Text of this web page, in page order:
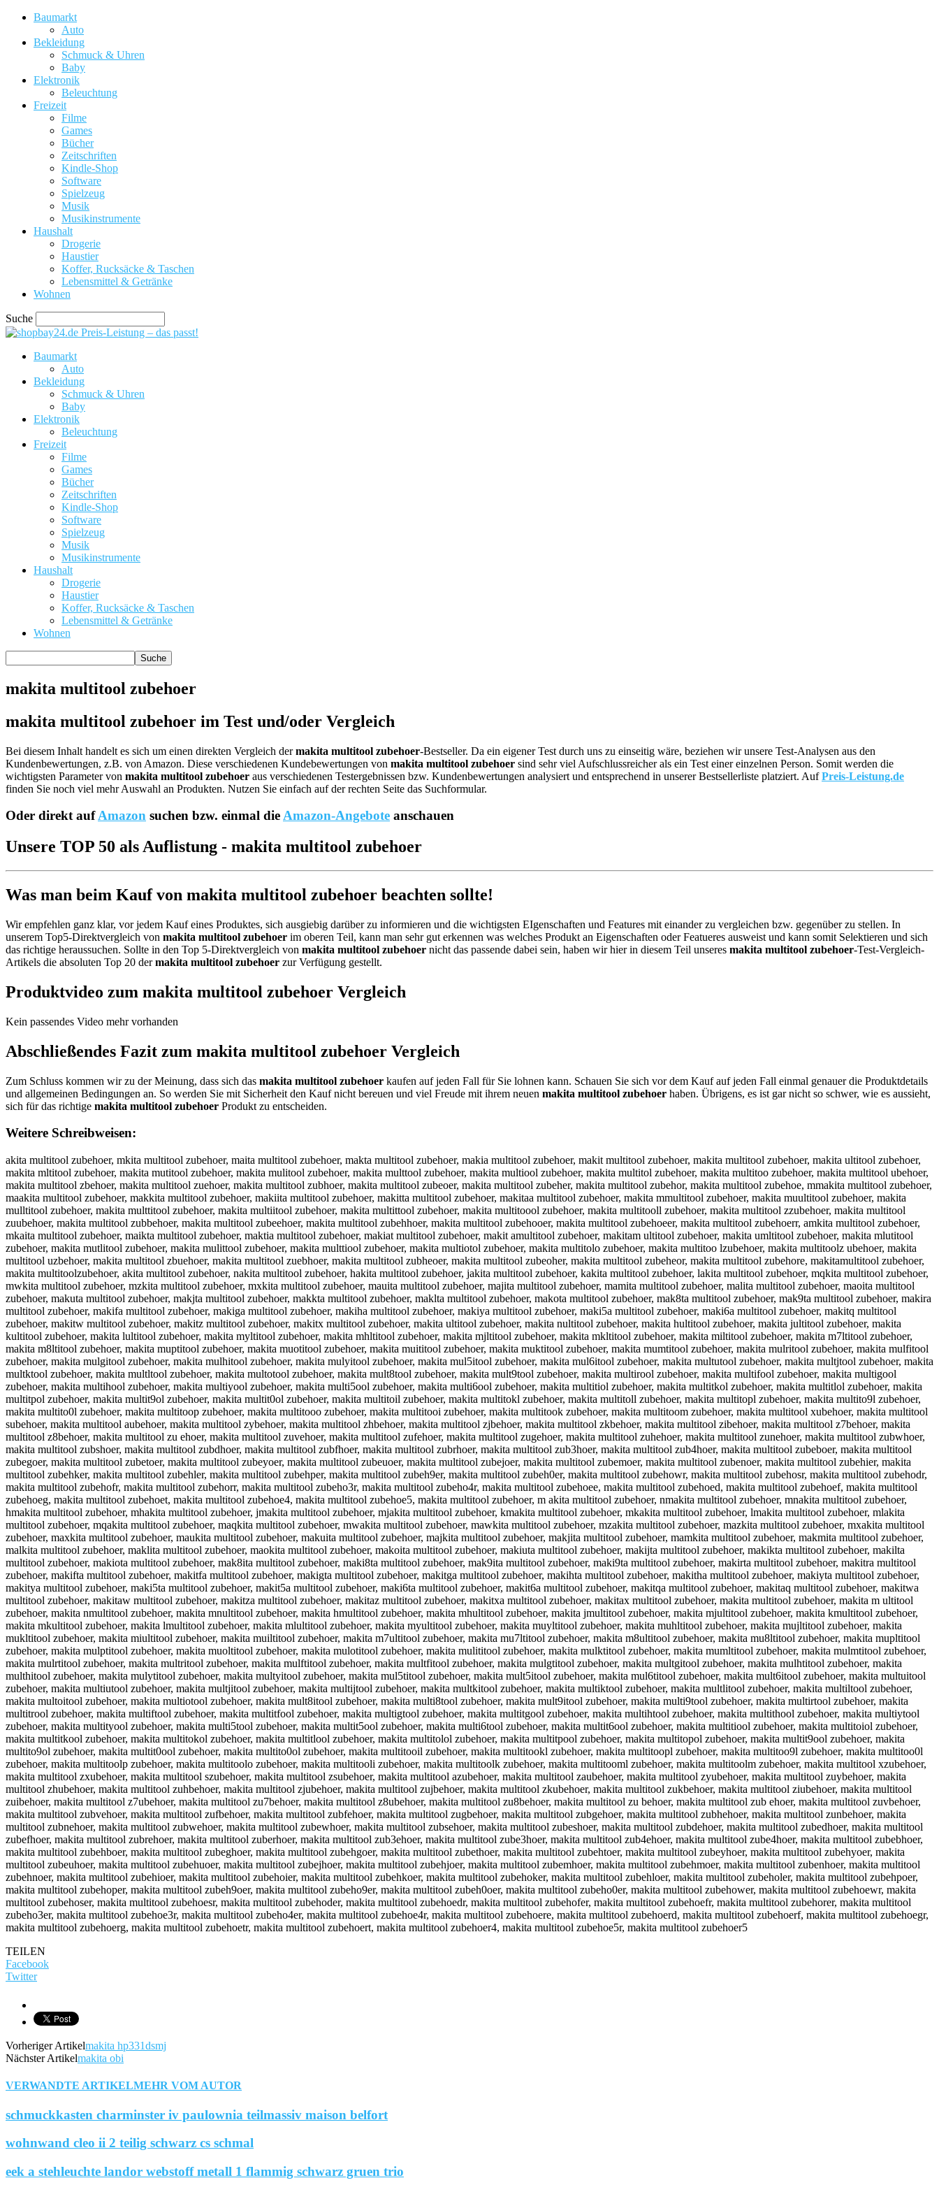
Baumarkt
Auto
Bekleidung
Schmuck & Uhren
Baby
Elektronik
Beleuchtung
Freizeit
Filme
Games
Bücher
Zeitschriften
Kindle-Shop
Software
Spielzeug
Musik
Musikinstrumente
Haushalt
Drogerie
Haustier
Koffer, Rucksäcke & Taschen
Lebensmittel & Getränke
Wohnen
Suche
Preis-Leistung – das passt!
Baumarkt
Auto
Bekleidung
Schmuck & Uhren
Baby
Elektronik
Beleuchtung
Freizeit
Filme
Games
Bücher
Zeitschriften
Kindle-Shop
Software
Spielzeug
Musik
Musikinstrumente
Haushalt
Drogerie
Haustier
Koffer, Rucksäcke & Taschen
Lebensmittel & Getränke
Wohnen
makita multitool zubehoer
makita multitool zubehoer im Test und/oder Vergleich
Bei diesem Inhalt handelt es sich um einen direkten Vergleich dermakita multitool zubehoer-Bestseller. Da ein eigener Test durch uns zu einseitig wäre, beziehen wir unsere Test-Analysen aus den
Kundenbewertungen, z.B. von Amazon. Diese verschiedenen Kundebewertungen von makita multitool zubehoer sind sehr viel Aufschlussreicher als ein Test einer einzelnen Person. Somit werden die
wichtigsten Parameter von makita multitool zubehoer aus verschiedenen Testergebnissen bzw. Kundenbewertungen analysiert und entsprechend in unserer Bestsellerliste platziert. AufPreis-Leistung.de
finden Sie noch viel mehr Auswahl an Produkten. Nutzen Sie einfach auf der rechten Seite das Suchformular.
Oder direkt aufAmazon suchen bzw. einmal dieAmazon-Angebote anschauen
Unsere TOP 50 als Auflistung - makita multitool zubehoer
Was man beim Kauf von makita multitool zubehoer beachten sollte!
Wir empfehlen ganz klar, vor jedem Kauf eines Produktes, sich ausgiebig darüber zu informieren und die wichtigsten EIgenschaften und Features mit einander zu vergleichen bzw. gegenüber zu stellen. In
unserem Top5-Direktvergleich von makita multitool zubehoer im oberen Teil, kann man sehr gut erkennen was welches Produkt an Eigenschaften oder Featueres ausweist und kann somit Selektieren und sich
das richtige heraussuchen. Sollte in den Top 5-Direktvergleich von makita multitool zubehoer nicht das passende dabei sein, haben wir hier in diesem Teil unseres makita multitool zubehoer-Test-Vergleich-
Artikels die absoluten Top 20 dermakita multitool zubehoer zur Verfügung gestellt.
Produktvideo zum makita multitool zubehoer Vergleich
Kein passendes Video mehr vorhanden
Abschließendes Fazit zum makita multitool zubehoer Vergleich
Zum Schluss kommen wir zu der Meinung, dass sich das makita multitool zubehoer kaufen auf jeden Fall für Sie lohnen kann. Schauen Sie sich vor dem Kauf auf jeden Fall einmal genauer die Produktdetails
und allgemeinen Bedingungen an. So werden Sie mit Sicherheit den Kauf nicht bereuen und viel Freude mit ihrem neuen makita multitool zubehoer haben. Übrigens, es ist gar nicht so schwer, wie es aussieht,
sich für das richtige makita multitool zubehoer Produkt zu entscheiden.
Weitere Schreibweisen:
akita multitool zubehoer, mkita multitool zubehoer, maita multitool zubehoer, makta multitool zubehoer, makia multitool zubehoer, makit multitool zubehoer, makita multitool zubehoer, makita ultitool zubehoer, makita mltitool zubehoer, makita mutitool zubehoer, makita mulitool zubehoer, makita multtool zubehoer, makita multiool zubehoer, makita multitol zubehoer, makita multitoo zubehoer, makita multitool ubehoer, makita multitool zbehoer, makita multitool zuehoer, makita multitool zubhoer, makita multitool zubeoer, makita multitool zubeher, makita multitool zubehor, makita multitool zubehoe, mmakita multitool zubehoer, maakita multitool zubehoer, makkita multitool zubehoer, makiita multitool zubehoer, makitta multitool zubehoer, makitaa multitool zubehoer, makita mmultitool zubehoer, makita muultitool zubehoer, makita mulltitool zubehoer, makita multtitool zubehoer, makita multiitool zubehoer, makita multittool zubehoer, makita multitoool zubehoer, makita multitooll zubehoer, makita multitool zzubehoer, makita multitool zuubehoer, makita multitool zubbehoer, makita multitool zubeehoer, makita multitool zubehhoer, makita multitool zubehooer, makita multitool zubehoeer, makita multitool zubehoerr, amkita multitool zubehoer, mkaita multitool zubehoer, maikta multitool zubehoer, maktia multitool zubehoer, makiat multitool zubehoer, makit amultitool zubehoer, makitam ultitool zubehoer, makita umltitool zubehoer, makita mlutitool zubehoer, makita mutlitool zubehoer, makita mulittool zubehoer, makita multtiool zubehoer, makita multiotol zubehoer, makita multitolo zubehoer, makita multitoo lzubehoer, makita multitoolz ubehoer, makita multitool uzbehoer, makita multitool zbuehoer, makita multitool zuebhoer, makita multitool zubheoer, makita multitool zubeoher, makita multitool zubeheor, makita multitool zubehore, makitamultitool zubehoer, makita multitoolzubehoer, akita multitool zubehoer, nakita multitool zubehoer, hakita multitool zubehoer, jakita multitool zubehoer, kakita multitool zubehoer, lakita multitool zubehoer, mqkita multitool zubehoer, mwkita multitool zubehoer, mzkita multitool zubehoer, mxkita multitool zubehoer, mauita multitool zubehoer, majita multitool zubehoer, mamita multitool zubehoer, malita multitool zubehoer, maoita multitool zubehoer, makuta multitool zubehoer, makjta multitool zubehoer, makkta multitool zubehoer, maklta multitool zubehoer, makota multitool zubehoer, mak8ta multitool zubehoer, mak9ta multitool zubehoer, makira multitool zubehoer, makifa multitool zubehoer, makiga multitool zubehoer, makiha multitool zubehoer, makiya multitool zubehoer, maki5a multitool zubehoer, maki6a multitool zubehoer, makitq multitool zubehoer, makitw multitool zubehoer, makitz multitool zubehoer, makitx multitool zubehoer, makita ultitool zubehoer, makita nultitool zubehoer, makita hultitool zubehoer, makita jultitool zubehoer, makita kultitool zubehoer, makita lultitool zubehoer, makita myltitool zubehoer, makita mhltitool zubehoer, makita mjltitool zubehoer, makita mkltitool zubehoer, makita miltitool zubehoer, makita m7ltitool zubehoer, makita m8ltitool zubehoer, makita muptitool zubehoer, makita muotitool zubehoer, makita muititool zubehoer, makita muktitool zubehoer, makita mumtitool zubehoer, makita mulritool zubehoer, makita mulfitool zubehoer, makita mulgitool zubehoer, makita mulhitool zubehoer, makita mulyitool zubehoer, makita mul5itool zubehoer, makita mul6itool zubehoer, makita multutool zubehoer, makita multjtool zubehoer, makita multktool zubehoer, makita multltool zubehoer, makita multotool zubehoer, makita mult8tool zubehoer, makita mult9tool zubehoer, makita multirool zubehoer, makita multifool zubehoer, makita multigool zubehoer, makita multihool zubehoer, makita multiyool zubehoer, makita multi5ool zubehoer, makita multi6ool zubehoer, makita multitiol zubehoer, makita multitkol zubehoer, makita multitlol zubehoer, makita multitpol zubehoer, makita multit9ol zubehoer, makita multit0ol zubehoer, makita multitoil zubehoer, makita multitokl zubehoer, makita multitoll zubehoer, makita multitopl zubehoer, makita multito9l zubehoer, makita multito0l zubehoer, makita multitoop zubehoer, makita multitooo zubehoer, makita multitooi zubehoer, makita multitook zubehoer, makita multitoom zubehoer, makita multitool xubehoer, makita multitool subehoer, makita multitool aubehoer, makita multitool zybehoer, makita multitool zhbehoer, makita multitool zjbehoer, makita multitool zkbehoer, makita multitool zibehoer, makita multitool z7behoer, makita multitool z8behoer, makita multitool zu ehoer, makita multitool zuvehoer, makita multitool zufehoer, makita multitool zugehoer, makita multitool zuhehoer, makita multitool zunehoer, makita multitool zubwhoer, makita multitool zubshoer, makita multitool zubdhoer, makita multitool zubfhoer, makita multitool zubrhoer, makita multitool zub3hoer, makita multitool zub4hoer, makita multitool zubeboer, makita multitool zubegoer, makita multitool zubetoer, makita multitool zubeyoer, makita multitool zubeuoer, makita multitool zubejoer, makita multitool zubemoer, makita multitool zubenoer, makita multitool zubehier, makita multitool zubehker, makita multitool zubehler, makita multitool zubehper, makita multitool zubeh9er, makita multitool zubeh0er, makita multitool zubehowr, makita multitool zubehosr, makita multitool zubehodr, makita multitool zubehofr, makita multitool zubehorr, makita multitool zubeho3r, makita multitool zubeho4r, makita multitool zubehoee, makita multitool zubehoed, makita multitool zubehoef, makita multitool zubehoeg, makita multitool zubehoet, makita multitool zubehoe4, makita multitool zubehoe5, makita multitool zubehoer, m akita multitool zubehoer, nmakita multitool zubehoer, mnakita multitool zubehoer, hmakita multitool zubehoer, mhakita multitool zubehoer, jmakita multitool zubehoer, mjakita multitool zubehoer, kmakita multitool zubehoer, mkakita multitool zubehoer, lmakita multitool zubehoer, mlakita multitool zubehoer, mqakita multitool zubehoer, maqkita multitool zubehoer, mwakita multitool zubehoer, mawkita multitool zubehoer, mzakita multitool zubehoer, mazkita multitool zubehoer, mxakita multitool zubehoer, maxkita multitool zubehoer, maukita multitool zubehoer, makuita multitool zubehoer, majkita multitool zubehoer, makjita multitool zubehoer, mamkita multitool zubehoer, makmita multitool zubehoer, malkita multitool zubehoer, maklita multitool zubehoer, maokita multitool zubehoer, makoita multitool zubehoer, makiuta multitool zubehoer, makijta multitool zubehoer, makikta multitool zubehoer, makilta multitool zubehoer, makiota multitool zubehoer, mak8ita multitool zubehoer, maki8ta multitool zubehoer, mak9ita multitool zubehoer, maki9ta multitool zubehoer, makirta multitool zubehoer, makitra multitool zubehoer, makifta multitool zubehoer, makitfa multitool zubehoer, makigta multitool zubehoer, makitga multitool zubehoer, makihta multitool zubehoer, makitha multitool zubehoer, makiyta multitool zubehoer, makitya multitool zubehoer, maki5ta multitool zubehoer, makit5a multitool zubehoer, maki6ta multitool zubehoer, makit6a multitool zubehoer, makitqa multitool zubehoer, makitaq multitool zubehoer, makitwa multitool zubehoer, makitaw multitool zubehoer, makitza multitool zubehoer, makitaz multitool zubehoer, makitxa multitool zubehoer, makitax multitool zubehoer, makita multitool zubehoer, makita m ultitool zubehoer, makita nmultitool zubehoer, makita mnultitool zubehoer, makita hmultitool zubehoer, makita mhultitool zubehoer, makita jmultitool zubehoer, makita mjultitool zubehoer, makita kmultitool zubehoer, makita mkultitool zubehoer, makita lmultitool zubehoer, makita mlultitool zubehoer, makita myultitool zubehoer, makita muyltitool zubehoer, makita muhltitool zubehoer, makita mujltitool zubehoer, makita mukltitool zubehoer, makita miultitool zubehoer, makita muiltitool zubehoer, makita m7ultitool zubehoer, makita mu7ltitool zubehoer, makita m8ultitool zubehoer, makita mu8ltitool zubehoer, makita mupltitool zubehoer, makita mulptitool zubehoer, makita muoltitool zubehoer, makita mulotitool zubehoer, makita mulititool zubehoer, makita mulktitool zubehoer, makita mumltitool zubehoer, makita mulmtitool zubehoer, makita mulrtitool zubehoer, makita multritool zubehoer, makita mulftitool zubehoer, makita multfitool zubehoer, makita mulgtitool zubehoer, makita multgitool zubehoer, makita mulhtitool zubehoer, makita multhitool zubehoer, makita mulytitool zubehoer, makita multyitool zubehoer, makita mul5titool zubehoer, makita mult5itool zubehoer, makita mul6titool zubehoer, makita mult6itool zubehoer, makita multuitool zubehoer, makita multiutool zubehoer, makita multjitool zubehoer, makita multijtool zubehoer, makita multkitool zubehoer, makita multiktool zubehoer, makita multlitool zubehoer, makita multiltool zubehoer, makita multoitool zubehoer, makita multiotool zubehoer, makita mult8itool zubehoer, makita multi8tool zubehoer, makita mult9itool zubehoer, makita multi9tool zubehoer, makita multirtool zubehoer, makita multitrool zubehoer, makita multiftool zubehoer, makita multitfool zubehoer, makita multigtool zubehoer, makita multitgool zubehoer, makita multihtool zubehoer, makita multithool zubehoer, makita multiytool zubehoer, makita multityool zubehoer, makita multi5tool zubehoer, makita multit5ool zubehoer, makita multi6tool zubehoer, makita multit6ool zubehoer, makita multitiool zubehoer, makita multitoiol zubehoer, makita multitkool zubehoer, makita multitokol zubehoer, makita multitlool zubehoer, makita multitolol zubehoer, makita multitpool zubehoer, makita multitopol zubehoer, makita multit9ool zubehoer, makita multito9ol zubehoer, makita multit0ool zubehoer, makita multito0ol zubehoer, makita multitooil zubehoer, makita multitookl zubehoer, makita multitoopl zubehoer, makita multitoo9l zubehoer, makita multitoo0l zubehoer, makita multitoolp zubehoer, makita multitoolo zubehoer, makita multitooli zubehoer, makita multitoolk
TEILEN
Facebook
Twitter
Vorheriger Artikelmakita hp331dsmj
Nächster Artikelmakita obi
VERWANDTE ARTIKELMEHR VOM AUTOR
schmuckkasten charminster iv paulownia teilmassiv maison belfort
wohnwand cleo ii 2 teilig schwarz cs schmal
eek a stehleuchte landor webstoff metall 1 flammig schwarz gruen trio